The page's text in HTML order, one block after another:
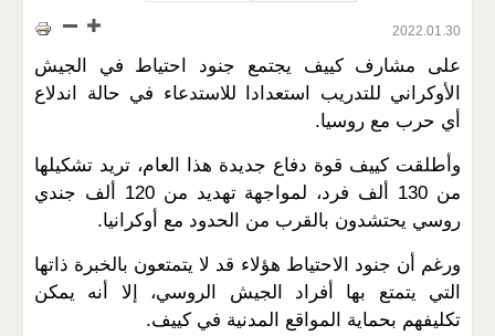
2022.01.30
على مشارف كييف يجتمع جنود احتياط في الجيش
الأوكراني للتدريب استعدادا للاستدعاء في حالة اندلاع
أي حرب مع روسيا.
وأطلقت كييف قوة دفاع جديدة هذا العام، تريد تشكيلها
من 130 ألف فرد، لمواجهة تهديد من 120 ألف جندي
روسي يحتشدون بالقرب من الحدود مع أوكرانيا.
ورغم أن جنود الاحتياط هؤلاء قد لا يتمتعون بالخبرة ذاتها
التي يتمتع بها أفراد الجيش الروسي، إلا أنه يمكن
تكليفهم بحماية المواقع المدنية في كييف.